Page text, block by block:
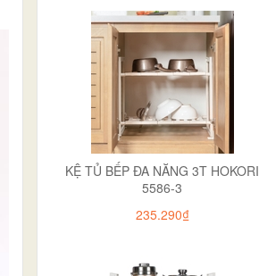
KỆ TỦ BẾP ĐA NĂNG 3T HOKORI
5586-3
235.290₫